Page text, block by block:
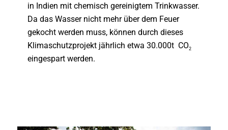
in Indien mit chemisch gereinigtem Trinkwasser.
Da das Wasser nicht mehr über dem Feuer
gekocht werden muss, können durch dieses
Klimaschutzprojekt jährlich etwa 30.000t CO2
eingespart werden.